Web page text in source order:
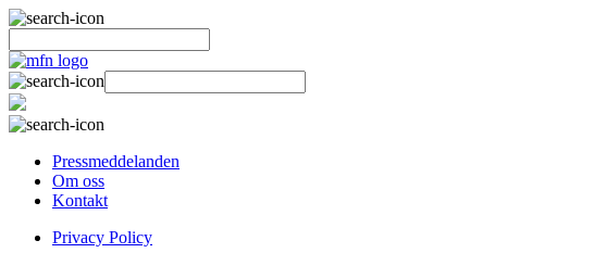
Pressmeddelanden
Om oss
Kontakt
Privacy Policy